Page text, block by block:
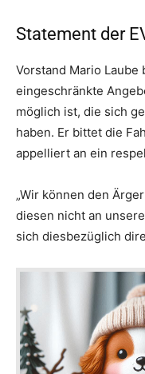
Statement der
Vorstand Mario Laube
eingeschränkte
möglich ist, die sich
haben. Er bittet die
appelliert an ein
„Wir können den
diesen nicht an
sich diesbezüglich